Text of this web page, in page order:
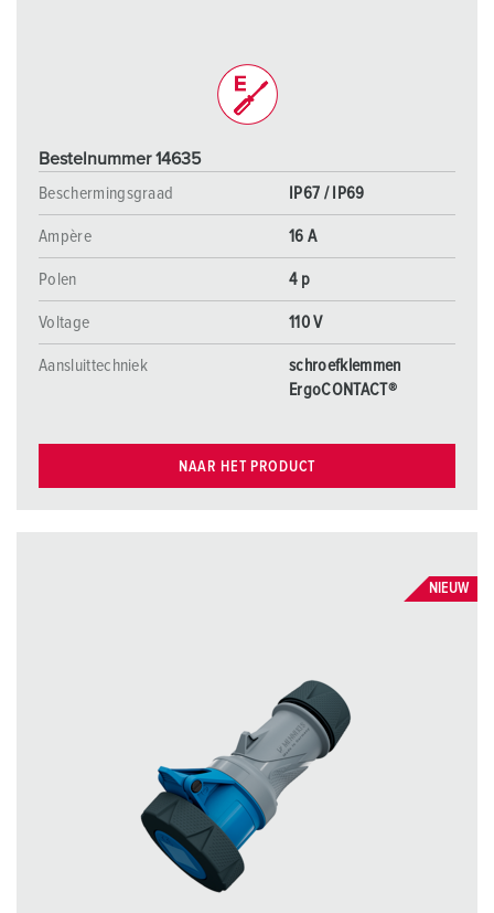
Bestelnummer 14635
Beschermingsgraad
IP67 / IP69
Ampère 16 A
Polen 4 p
Voltage 110 V
Aansluittechniek
schroefklemmen
ErgoCONTACT®
NAAR HET PRODUCT
NIEUW